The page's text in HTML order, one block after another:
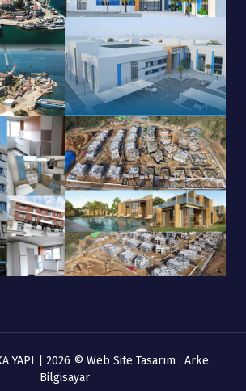
YAPI | 2026 © Web Site Tasarım : Arke
Bilgisayar